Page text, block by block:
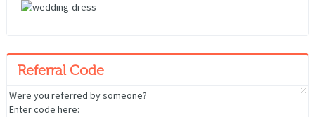
Referral Code
Were you referred by someone?
Enter code here: